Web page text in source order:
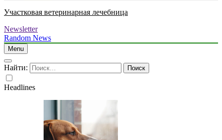
Участковая ветеринарная лечебница
Newsletter
Random News
Menu
Найти:
Headlines